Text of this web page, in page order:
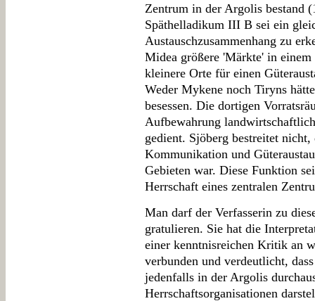
Zentrum in der Argolis bestand
Späthelladikum III B sei ein
Austauschzusammenhang zu
Midea größere 'Märkte' in
kleinere Orte für einen
Weder Mykene noch Tiryns
besessen. Die dortigen
Aufbewahrung
gedient. Sjöberg bestreitet
Kommunikation und
Gebieten war. Diese Funktion
Herrschaft eines zentralen
Man darf der Verfasserin zu
gratulieren. Sie hat die
einer kenntnisreichen Kritik an
verbunden und verdeutlicht,
jedenfalls in der Argolis
Herrschaftsorganisationen